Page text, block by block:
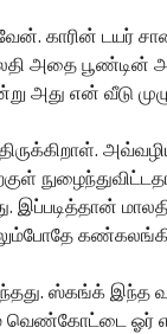
காரின் டயர்
அதை பூண்டின்
அது என் வீடு
இப்படித்தான்
ஸ்கங்க் இந்த
ஓர்